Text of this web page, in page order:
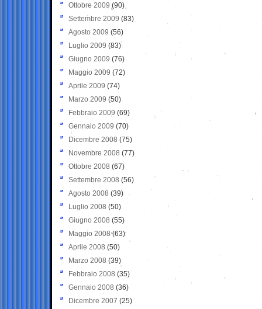
Ottobre 2009 (90)
Settembre 2009 (83)
Agosto 2009 (56)
Luglio 2009 (83)
Giugno 2009 (76)
Maggio 2009 (72)
Aprile 2009 (74)
Marzo 2009 (50)
Febbraio 2009 (69)
Gennaio 2009 (70)
Dicembre 2008 (75)
Novembre 2008 (77)
Ottobre 2008 (67)
Settembre 2008 (56)
Agosto 2008 (39)
Luglio 2008 (50)
Giugno 2008 (55)
Maggio 2008(63)
Aprile 2008 (50)
Marzo 2008 (39)
Febbraio 2008 (35)
Gennaio 2008 (36)
Dicembre 2007 (25)